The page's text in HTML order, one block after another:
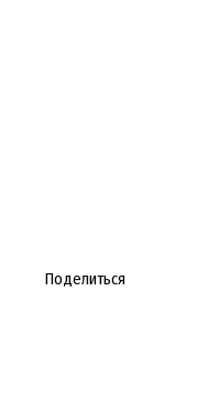
Поделиться